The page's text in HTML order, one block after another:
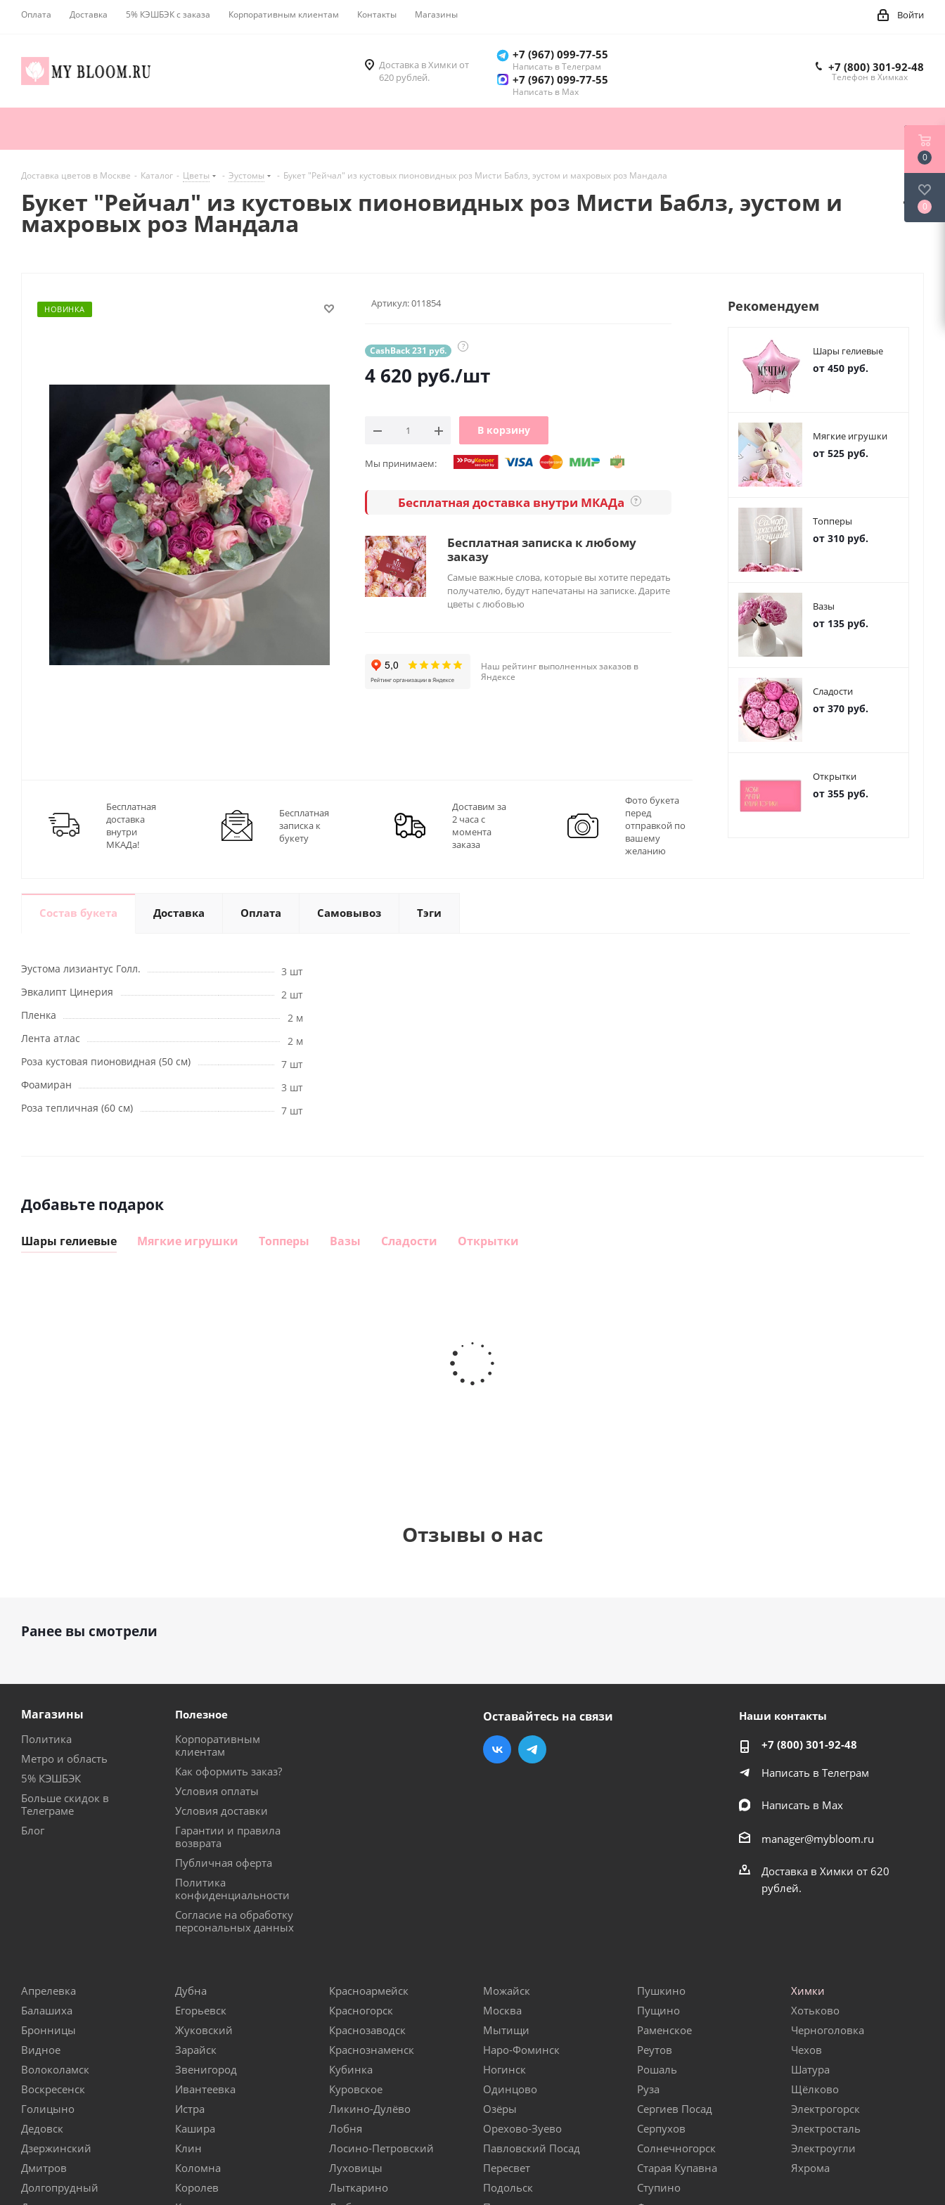
Оплата Доставка 5% КЭШБЭК с заказа Корпоративным клиентам Контакты Магазины Войти
Доставка в Химки от
620 рублей.
+7 (967) 099-77-55
Написать в Телеграм
+7 (967) 099-77-55
Написать в Мах
+7 (800) 301-92-48
Телефон в Химках
Доставка цветов в Москве - Каталог - Цветы - Эустомы - Букет "Рейчал" из кустовых пионовидных роз Мисти Баблз, эустом и махровых роз Мандала
Букет "Рейчал" из кустовых пионовидных роз Мисти Баблз, эустом и
махровых роз Мандала
НОВИНКА Артикул:011854
CashBack 231 руб. ?
4 620 руб./шт
В корзину
Мы принимаем:
Бесплатная доставка внутри МКАДа ?
Бесплатная записка к любому
заказу
Самые важные слова, которые вы хотите передать
получателю, будут напечатаны на записке. Дарите
цветы с любовью
Наш рейтинг выполненных заказов в
Яндексе
Бесплатная
доставка
внутри
МКАДа!
Бесплатная
записка к
букету
Доставим за
2 часа с
момента
заказа
Фото букета
перед
отправкой по
вашему
желанию
Рекомендуем
Шары гелиевые
от 450 руб.
Мягкие игрушки
от 525 руб.
Топперы
от 310 руб.
Вазы
от 135 руб.
Сладости
от 370 руб.
Открытки
от 355 руб.
Состав букета Доставка Оплата Самовывоз Тэги
Эустома лизиантус Голл.
3 шт
Эвкалипт Цинерия
2 шт
Пленка
2 м
Лента атлас
2 м
Роза кустовая пионовидная (50 см)
7 шт
Фоамиран
3 шт
Роза тепличная (60 см)
7 шт
Добавьте подарок
Шары гелиевые Мягкие игрушки Топперы Вазы Сладости Открытки
гелиевый
цифра 1
(40х102
Отзывы о нас
Ранее вы смотрели
Магазины
Политика
Метро и область
5% КЭШБЭК
Больше скидок в
Телеграме
Блог
Полезное
Корпоративным
клиентам
Как оформить заказ?
Условия оплаты
Условия доставки
Гарантии и правила
возврата
Публичная оферта
Политика
конфиденциальности
Согласие на обработку
персональных данных
Оставайтесь на связи Наши контакты
+7 (800) 301-92-48
Написать в Телеграм
Написать в Мах
manager@mybloom.ru
Доставка в Химки от 620
рублей.
Апрелевка
Балашиха
Бронницы
Видное
Волоколамск
Воскресенск
Голицыно
Дедовск
Дзержинский
Дмитров
Долгопрудный
Дубна
Егорьевск
Жуковский
Зарайск
Звенигород
Ивантеевка
Истра
Кашира
Клин
Коломна
Королев
Красноармейск
Красногорск
Краснозаводск
Краснознаменск
Кубинка
Куровское
Ликино-Дулёво
Лобня
Лосино-Петровский
Луховицы
Лыткарино
Можайск
Москва
Мытищи
Наро-Фоминск
Ногинск
Одинцово
Озёры
Орехово-Зуево
Павловский Посад
Пересвет
Подольск
Пушкино
Пущино
Раменское
Реутов
Рошаль
Руза
Сергиев Посад
Серпухов
Солнечногорск
Старая Купавна
Ступино
Химки
Хотьково
Черноголовка
Чехов
Шатура
Щёлково
Электрогорск
Электросталь
Электроугли
Яхрома
0
0